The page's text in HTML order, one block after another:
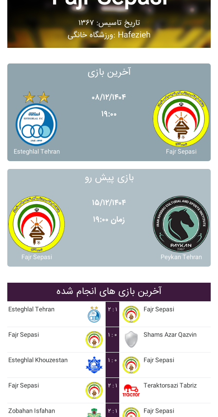
تاریخ تاسیس: ۱۳۶۷
ورزشگاه خانگی: Hafezieh
آخرین بازی
Esteghlal Tehran
۰۸/۱۲/۱۴۰۴
۱۹:۰۰
Fajr Sepasi
بازی پیش رو
Fajr Sepasi
۱۵/۱۲/۱۴۰۴
زمان ۱۹:۰۰
Peykan Tehran
آخرین بازی های انجام شده
Esteghlal Tehran ۲ : ۱ Fajr Sepasi
Fajr Sepasi ۱ : ۰ Shams Azar Qazvin
Esteghlal Khouzestan ۱ : ۰ Fajr Sepasi
Fajr Sepasi ۲ : ۱ Teraktorsazi Tabriz
Zobahan Isfahan ۲ : ۱ Fajr Sepasi